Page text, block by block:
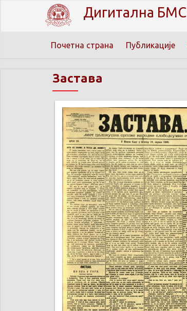
Дигитална БМС
Почетна страна Публикације
Застава